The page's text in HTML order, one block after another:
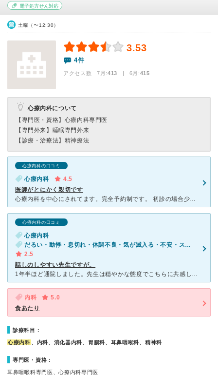
電子処方せん対応
土曜（〜12:30）
3.53
4件
アクセス数 7月:413 | 6月:415
心療内科について
【専門医・資格】 心療内科専門医
【専門外来】 睡眠専門外来
【診療・治療法】 精神療法
心療内科の口コミ
心療内科
4.5
医師がとにかく親切です
心療内科を中心にされてます。完全予約制です。 初診の場合少し多めの時間をとってくださいますので朝の診察終わりの12時から30分 夕方から診察が始まる前の三時半から30分等と言われるかと思いますよ
心療内科の口コミ
心療内科
だるい・動悸・息切れ・体調不良・気が滅入る・不安・ストレス
2.5
話しのしやすい先生ですが。
1年半ほど通院しました。先生は穏やかな態度でこちらに共感してくれるので、話しはしやすいです。予約制ですが、1時間位待ちます。 奈良医大の医大生？研修医？の病院実習に指定されているクリニックで、そういう
内科
5.0
食あたり
診療科目：
心療内科 、内科、消化器内科、胃腸科、耳鼻咽喉科、精神科
専門医・資格：
耳鼻咽喉科専門医、心療内科専門医